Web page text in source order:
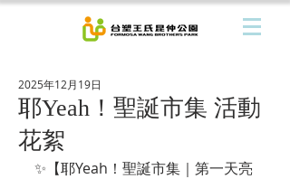
耶Yeah！聖誕市集 活動
花絮
2025年12月19日
✨【耶Yeah！聖誕市集｜第一天亮